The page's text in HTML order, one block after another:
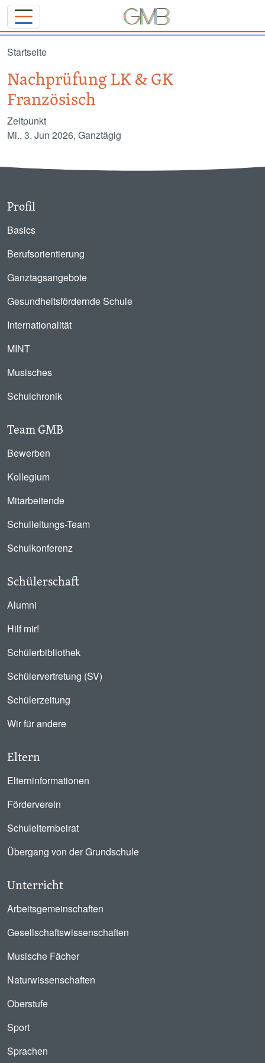
Startseite
Nachprüfung LK & GK
Französisch
Zeitpunkt
Mi., 3. Jun 2026, Ganztägig
Profil
Basics
Berufsorientierung
Ganztagsangebote
Gesundheitsfördernde Schule
Internationalität
MINT
Musisches
Schulchronik
Team GMB
Bewerben
Kollegium
Mitarbeitende
Schulleitungs-Team
Schulkonferenz
Schülerschaft
Alumni
Hilf mir!
Schülerbibliothek
Schülervertretung (SV)
Schülerzeitung
Wir für andere
Eltern
Elterninformationen
Förderverein
Schulelternbeirat
Übergang von der Grundschule
Unterricht
Arbeitsgemeinschaften
Gesellschaftswissenschaften
Musische Fächer
Naturwissenschaften
Oberstufe
Sport
Sprachen